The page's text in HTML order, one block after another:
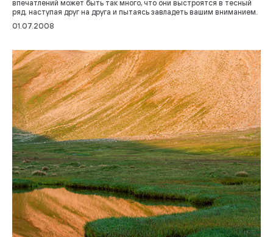
впечатлений может быть так много, что они выстроятся в тесный
ряд, наступая друг на друга и пытаясь завладеть вашим вниманием.
01.07.2008